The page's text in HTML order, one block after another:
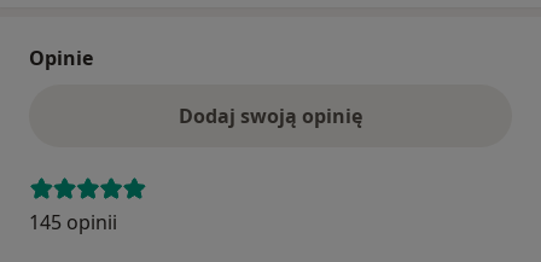
Opinie
Dodaj swoją opinię
145 opinii